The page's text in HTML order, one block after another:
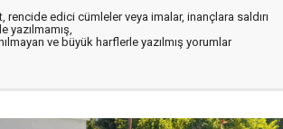
rencide edici cümleler veya imalar, inançlara saldırı
yazılmamış,
ve büyük harflerle yazılmış yorumlar